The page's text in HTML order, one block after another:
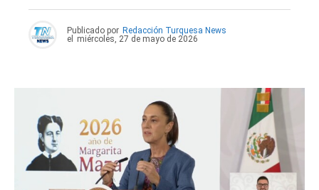
Publicado por Redacción Turquesa News
el
miércoles, 27 de mayo de 2026